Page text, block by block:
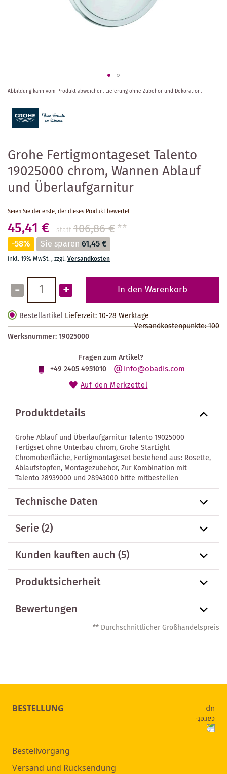
Grohe Fertigmontageset Talento
19025000 chrom, Wannen Ablauf
und Überlaufgarnitur
Seien Sie der erste, der dieses Produkt bewertet
45,41 € statt106,86 €**
-58% Sie sparen 61,45 €
inkl. 19% MwSt.,zzgl.Versandkosten
- + In den Warenkorb
Bestellartikel Lieferzeit: 10-28 Werktage
Versandkostenpunkte:100
Werksnummer:19025000
Fragen zum Artikel?
+49 2405 4951010
info@obadis.com
Auf den Merkzettel
Zum
Anfang
der
Bildergalerie
springen
Abbildung kann vom Produkt abweichen. Lieferung ohne Zubehör und Dekoration.
Produktdetails
Grohe Ablauf und Überlaufgarnitur Talento 19025000
Fertigset ohne Unterbau chrom, Grohe StarLight
Chromoberfläche, Fertigmontageset bestehend aus: Rosette,
Ablaufstopfen, Montagezubehör, Zur Kombination mit
Talento 28939000 und 28943000 bitte mitbestellen
Technische Daten
Serie(2)
Kunden kauften auch(5)
Produktsicherheit
Bewertungen
** Durchschnittlicher Großhandelspreis
BESTELLUNG
Bestellvorgang
Versand und Rücksendung